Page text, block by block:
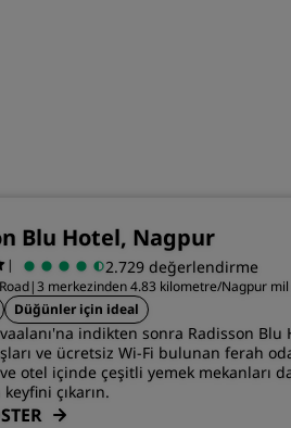
Blu Hotel, Nagpur
| 2.729 değerlendirme
|3 merkezinden 4.83 kilometre/Nagpur mil
Düğünler için ideal
indikten sonra Radisson
ve ücretsiz Wi-Fi bulunan ferah
otel içinde çeşitli yemek mekanları
çıkarın.